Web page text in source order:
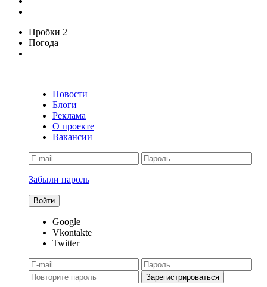
Пробки 2
Погода
Новости
Блоги
Реклама
О проекте
Вакансии
Забыли пароль
Google
Vkontakte
Twitter